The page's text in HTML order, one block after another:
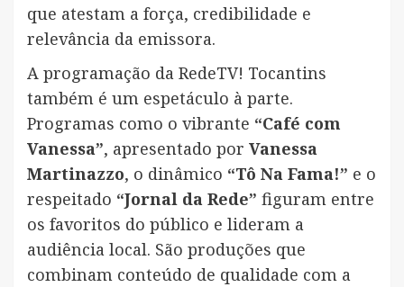
que atestam a força, credibilidade e
relevância da emissora.
A programação da RedeTV! Tocantins
também é um espetáculo à parte.
Programas como o vibrante “Café com
Vanessa”, apresentado por Vanessa
Martinazzo, o dinâmico “Tô Na Fama!” e o
respeitado “Jornal da Rede” figuram entre
os favoritos do público e lideram a
audiência local. São produções que
combinam conteúdo de qualidade com a